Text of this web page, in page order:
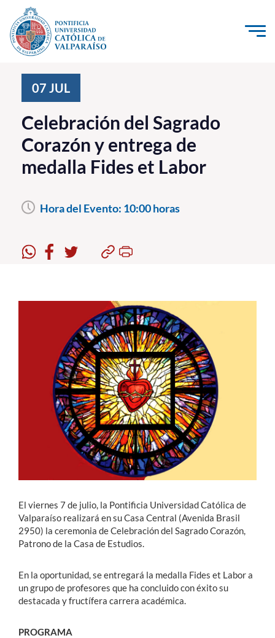
Click acá para ir directamente al contenido
Investigación, Creación e Innovación
PUCV Internacional
Vinculación con el Medio
Postgrado
Funcionarios
07 JUL
Celebración del Sagrado
Corazón y entrega de
medalla Fides et Labor
Hora del Evento: 10:00 horas
El viernes 7 de julio, la Pontificia Universidad Católica de
Valparaíso realizará en su Casa Central (Avenida Brasil
2950) la ceremonia de Celebración del Sagrado Corazón,
Patrono de la Casa de Estudios.
En la oportunidad, se entregará la medalla Fides et Labor a
un grupo de profesores que ha concluido con éxito su
destacada y fructífera carrera académica.
PROGRAMA